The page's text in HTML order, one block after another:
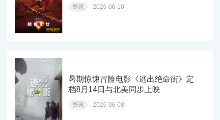
资讯 2026-06-10
暑期惊悚冒险电影《逃出绝命街》定
档8月14日与北美同步上映
资讯 2026-06-08